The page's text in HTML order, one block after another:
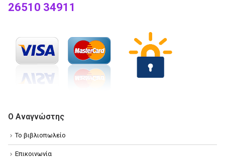
26510 34911
Ο Αναγνώστης
Το βιβλιοπωλείο
Επικοινωνία